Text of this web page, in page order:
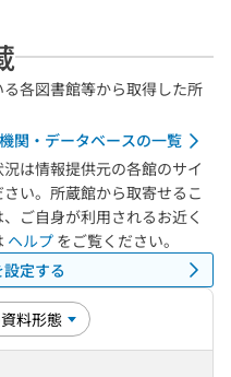
各図書館等から取得した所
関・データベースの一覧
は情報提供元の各館のサイ
い。所蔵館から取寄せるこ
ご自身が利用されるお近く
ヘルプ をご覧ください。
定する